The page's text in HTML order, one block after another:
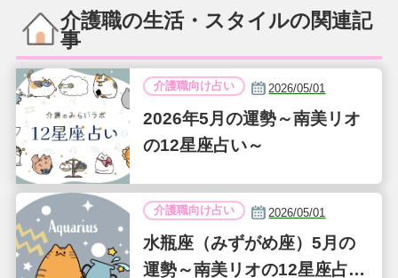
介護職の生活・スタイルの関連記
事
介護職向け占い 2026/05/01
2026年5月の運勢～南美リオ
の12星座占い～
介護職向け占い 2026/05/01
水瓶座（みずがめ座）5月の
運勢～南美リオの12星座占い